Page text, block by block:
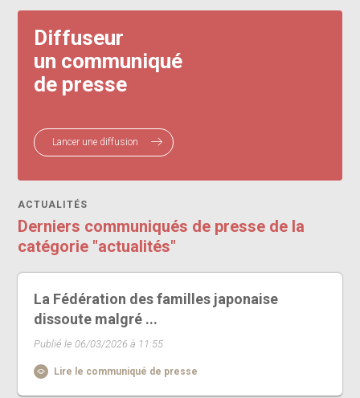
Diffuseur
un communiqué
de presse
Lancer une diffusion
ACTUALITÉS
Derniers communiqués de presse de la
catégorie "actualités"
La Fédération des familles japonaise
dissoute malgré ...
Publié le 06/03/2026 à 11:55
Lire le communiqué de presse